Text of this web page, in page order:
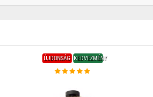
ÚJDONSÁG KEDVEZMÉNY